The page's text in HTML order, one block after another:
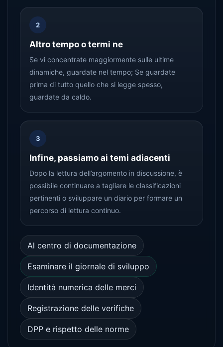
2
Altro tempo o termi ne
Se vi concentrate maggiormente sulle ultime
dinamiche, guardate nel tempo; Se guardate
prima di tutto quello che si legge spesso,
guardate da caldo.
3
Infine, passiamo ai temi adiacenti
Dopo la lettura dell’argomento in discussione, è
possibile continuare a tagliare le classificazioni
pertinenti o sviluppare un diario per formare un
percorso di lettura continuo.
Al centro di documentazione
Esaminare il giornale di sviluppo
Identità numerica delle merci
Registrazione delle verifiche
DPP e rispetto delle norme